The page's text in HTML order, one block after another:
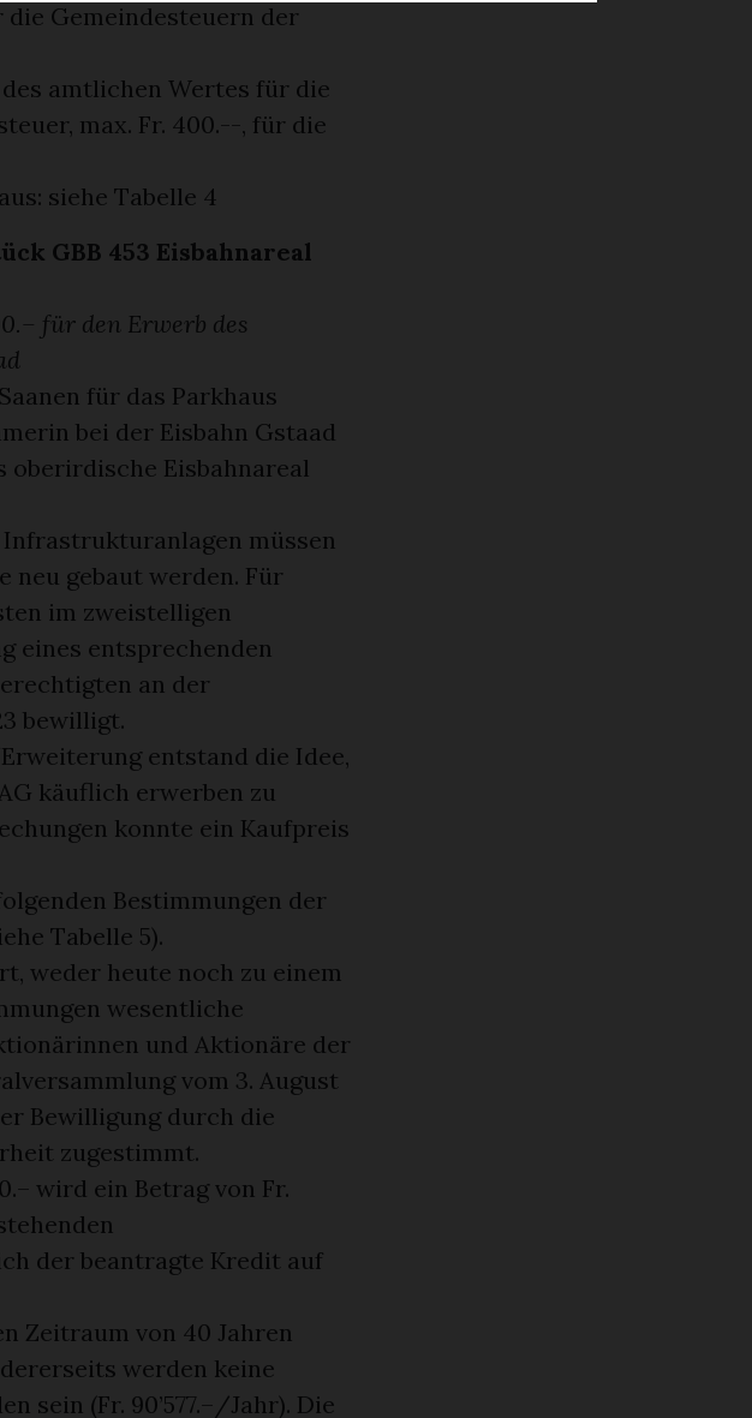
die Gemeindesteuern der
amtlichen Wertes für die
max. Fr. 400.--, für die
siehe Tabelle 4
GBB 453 Eisbahnareal
für den Erwerb des
für das Parkhaus
bei der Eisbahn Gstaad
oberirdische Eisbahnareal
müssen
neu gebaut werden. Für
im zweistelligen
eines entsprechenden
an der
bewilligt.
entstand die Idee,
käuflich erwerben zu
konnte ein Kaufpreis
Bestimmungen der
Tabelle 5).
weder heute noch zu einem
wesentliche
und Aktionäre der
vom 3. August
Bewilligung durch die
zugestimmt.
wird ein Betrag von Fr.
der beantragte Kredit auf
Zeitraum von 40 Jahren
werden keine
sein (Fr. 90’577.–/Jahr). Die